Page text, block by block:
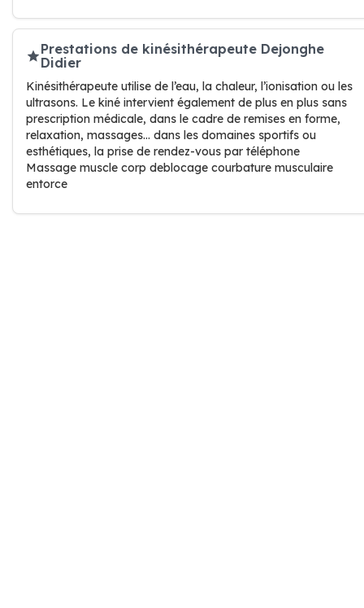
Prestations de kinésithérapeute Dejonghe
Didier
Kinésithérapeute utilise de l’eau, la chaleur, l’ionisation ou les
ultrasons. Le kiné intervient également de plus en plus sans
prescription médicale, dans le cadre de remises en forme,
relaxation, massages… dans les domaines sportifs ou
esthétiques, la prise de rendez-vous par téléphone
Massage muscle corp deblocage courbature musculaire
entorce